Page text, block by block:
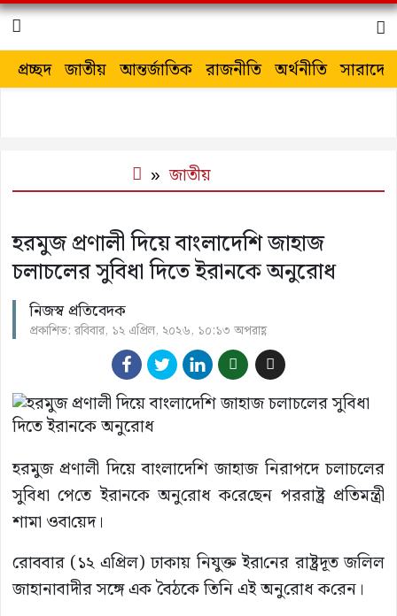
প্রচ্ছদ জাতীয় আন্তর্জাতিক রাজনীতি অর্থনীতি সারাদেশ
জাতীয়
হরমুজ প্রণালী দিয়ে বাংলাদেশি জাহাজ
চলাচলের সুবিধা দিতে ইরা‌নকে অনুরোধ
নিজস্ব প্রতিবেদক
প্রকাশিত: রবিবার, ১২ এপ্রিল, ২০২৬, ১০:১৩ অপরাহ্ণ
হরমুজ প্রণালী দিয়ে বাংলাদেশি জাহাজ নিরাপদে চলাচলের
সুবিধা পে‌তে ইরা‌নকে অনু‌রোধ ক‌রে‌ছেন পররাষ্ট্র প্রতিমন্ত্রী
শামা ওবা‌য়েদ।
রোববার (১২ এ‌প্রিল) ঢাকায় নিযুক্ত ইরা‌নের রাষ্ট্রদূত জ‌লিল
জাহানাবাদীর সঙ্গে এক বৈঠকে তিনি এই অনু‌রোধ ক‌রেন।